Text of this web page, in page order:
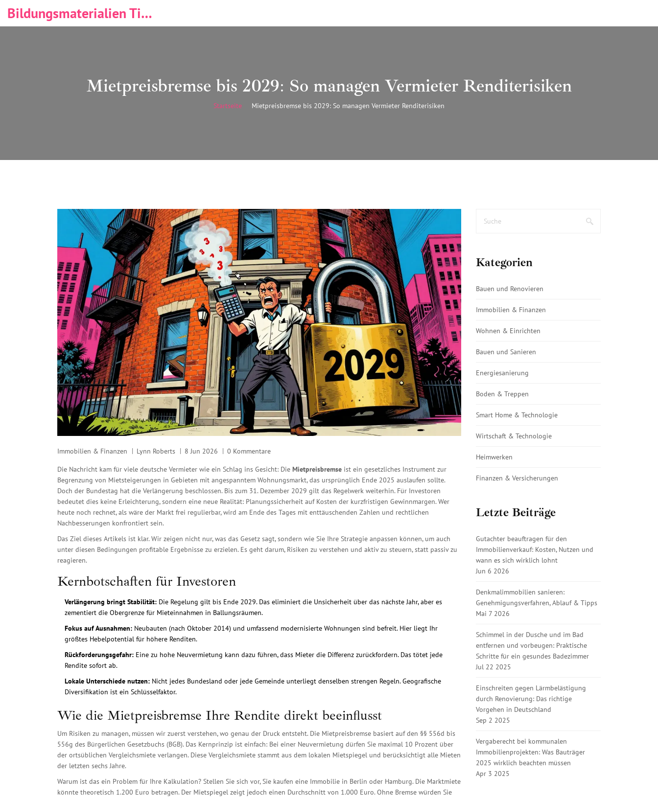
Bildungsmaterialien Tischlerei & Immobilien
Mietpreisbremse bis 2029: So managen Vermieter Renditerisiken
Startseite Mietpreisbremse bis 2029: So managen Vermieter Renditerisiken
Immobilien & Finanzen Lynn Roberts 8 Jun 2026 0 Kommentare
Die Nachricht kam für viele deutsche Vermieter wie ein Schlag ins Gesicht: Die Mietpreisbremse ist ein gesetzliches Instrument zur
Begrenzung von Mietsteigerungen in Gebieten mit angespanntem Wohnungsmarkt, das ursprünglich Ende 2025 auslaufen sollte.
Doch der Bundestag hat die Verlängerung beschlossen. Bis zum 31. Dezember 2029 gilt das Regelwerk weiterhin. Für Investoren
bedeutet dies keine Erleichterung, sondern eine neue Realität: Planungssicherheit auf Kosten der kurzfristigen Gewinnmargen. Wer
heute noch rechnet, als wäre der Markt frei regulierbar, wird am Ende des Tages mit enttäuschenden Zahlen und rechtlichen
Nachbesserungen konfrontiert sein.
Das Ziel dieses Artikels ist klar. Wir zeigen nicht nur, was das Gesetz sagt, sondern wie Sie Ihre Strategie anpassen können, um auch
unter diesen Bedingungen profitable Ergebnisse zu erzielen. Es geht darum, Risiken zu verstehen und aktiv zu steuern, statt passiv zu
reagieren.
Kernbotschaften für Investoren
Verlängerung bringt Stabilität: Die Regelung gilt bis Ende 2029. Das eliminiert die Unsicherheit über das nächste Jahr, aber es
zementiert die Obergrenze für Mieteinnahmen in Ballungsräumen.
Fokus auf Ausnahmen: Neubauten (nach Oktober 2014) und umfassend modernisierte Wohnungen sind befreit. Hier liegt Ihr
größtes Hebelpotential für höhere Renditen.
Rückforderungsgefahr: Eine zu hohe Neuvermietung kann dazu führen, dass Mieter die Differenz zurückfordern. Das tötet jede
Rendite sofort ab.
Lokale Unterschiede nutzen: Nicht jedes Bundesland oder jede Gemeinde unterliegt denselben strengen Regeln. Geografische
Diversifikation ist ein Schlüsselfaktor.
Wie die Mietpreisbremse Ihre Rendite direkt beeinflusst
Um Risiken zu managen, müssen wir zuerst verstehen, wo genau der Druck entsteht. Die Mietpreisbremse basiert aufden §§ 556d bis
556g des Bürgerlichen Gesetzbuchs (BGB). Das Kernprinzip ist einfach: Bei einer Neuvermietung dürfen Sie maximal 10 Prozent über
der ortsüblichen Vergleichsmiete verlangen. Diese Vergleichsmiete stammt aus dem lokalen Mietspiegel und berücksichtigt alle Mieten
der letzten sechs Jahre.
Warum ist das ein Problem für Ihre Kalkulation? Stellen Sie sich vor, Sie kaufen eine Immobilie in Berlin oder Hamburg. Die Marktmiete
könnte theoretisch 1.200 Euro betragen. Der Mietspiegel zeigt jedoch einen Durchschnitt von 1.000 Euro. Ohne Bremse würden Sie
Kategorien
Bauen und Renovieren
Immobilien & Finanzen
Wohnen & Einrichten
Bauen und Sanieren
Energiesanierung
Boden & Treppen
Smart Home & Technologie
Wirtschaft & Technologie
Heimwerken
Finanzen & Versicherungen
Letzte Beiträge
Gutachter beauftragen für den
Immobilienverkauf: Kosten, Nutzen und
wann es sich wirklich lohnt
Jun 6 2026
Denkmalimmobilien sanieren:
Genehmigungsverfahren, Ablauf & Tipps
Mai 7 2026
Schimmel in der Dusche und im Bad
entfernen und vorbeugen: Praktische
Schritte für ein gesundes Badezimmer
Jul 22 2025
Einschreiten gegen Lärmbelästigung
durch Renovierung: Das richtige
Vorgehen in Deutschland
Sep 2 2025
Vergaberecht bei kommunalen
Immobilienprojekten: Was Bauträger
2025 wirklich beachten müssen
Apr 3 2025